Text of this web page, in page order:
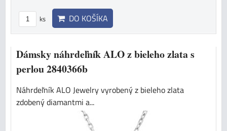
ks DO KOŠÍKA
Dámsky náhrdeľník ALO z bieleho zlata s
perlou 2840366b
Náhrdeľník ALO Jewelry vyrobený z bieleho zlata
zdobený diamantmi a...